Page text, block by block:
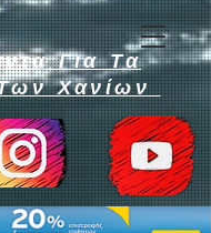
Για Τα
Χανίων